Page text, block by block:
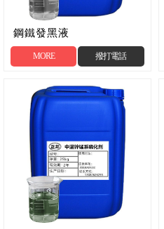
鋼鐵發黑液
MORE 撥打電話